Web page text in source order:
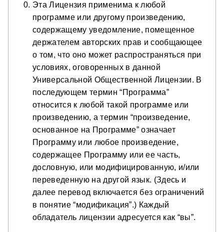
Эта Лицензия применима к любой
программе или другому произведению,
содержащему уведомление, помещенное
держателем авторских прав и сообщающее
о том, что оно может распространяться при
условиях, оговоренных в данной
Универсальной Общественной Лицензии. В
последующем термин “Программа”
относится к любой такой программе или
произведению, а термин “произведение,
основанное на Программе” означает
Программу или любое произведение,
содержащее Программу или ее часть,
дословную, или модифицированную, и/или
переведенную на другой язык. (Здесь и
далее перевод включается без ограничений
в понятие “модификация”.) Каждый
обладатель лицензии адресуется как “вы”.